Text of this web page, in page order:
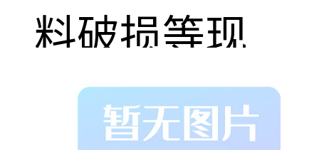
料破损等现
象；4. 输送位